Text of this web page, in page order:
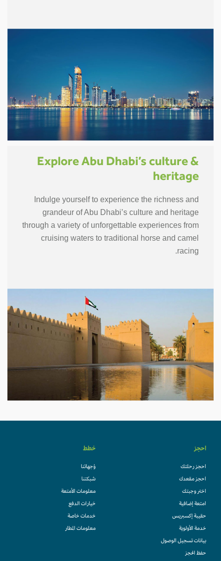
Explore Abu Dhabi’s culture &
heritage
Indulge yourself to experience the richness and
grandeur of Abu Dhabi’s culture and heritage
through a variety of unforgettable experiences from
cruising waters to traditional horse and camel
racing.
احجز
احجز رحلتك
احجز مقعدك
اختر وجبتك
امتعة إضافية
حقيبة إكسبريس
خدمة الأولوية
بيانات تسجيل الوصول
حفظ الحجز
خطط
وُجهاتنا
شبكتنا
معلومات الأمتعة
خيارات الدفع
خدمات خاصة
معلومات المطار